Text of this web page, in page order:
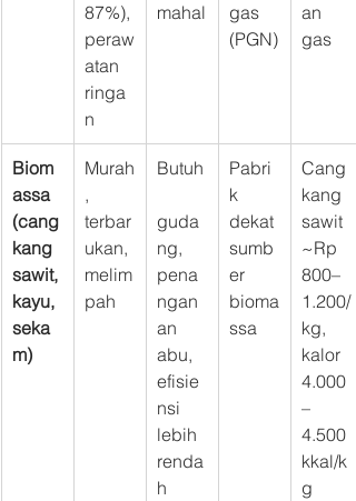
87%),
peraw
atan
ringa
n
mahal
gas
(PGN)
an
gas
Biom
assa
(cang
kang
sawit,
kayu,
seka
m)
Murah
,
terbar
ukan,
melim
pah
Butuh
guda
ng,
pena
ngan
an
abu,
efisie
nsi
lebih
renda
h
Pabri
k
dekat
sumb
er
bioma
ssa
Cang
kang
sawit
~Rp
800–
1.200/
kg,
kalor
4.000
–
4.500
kkal/k
g